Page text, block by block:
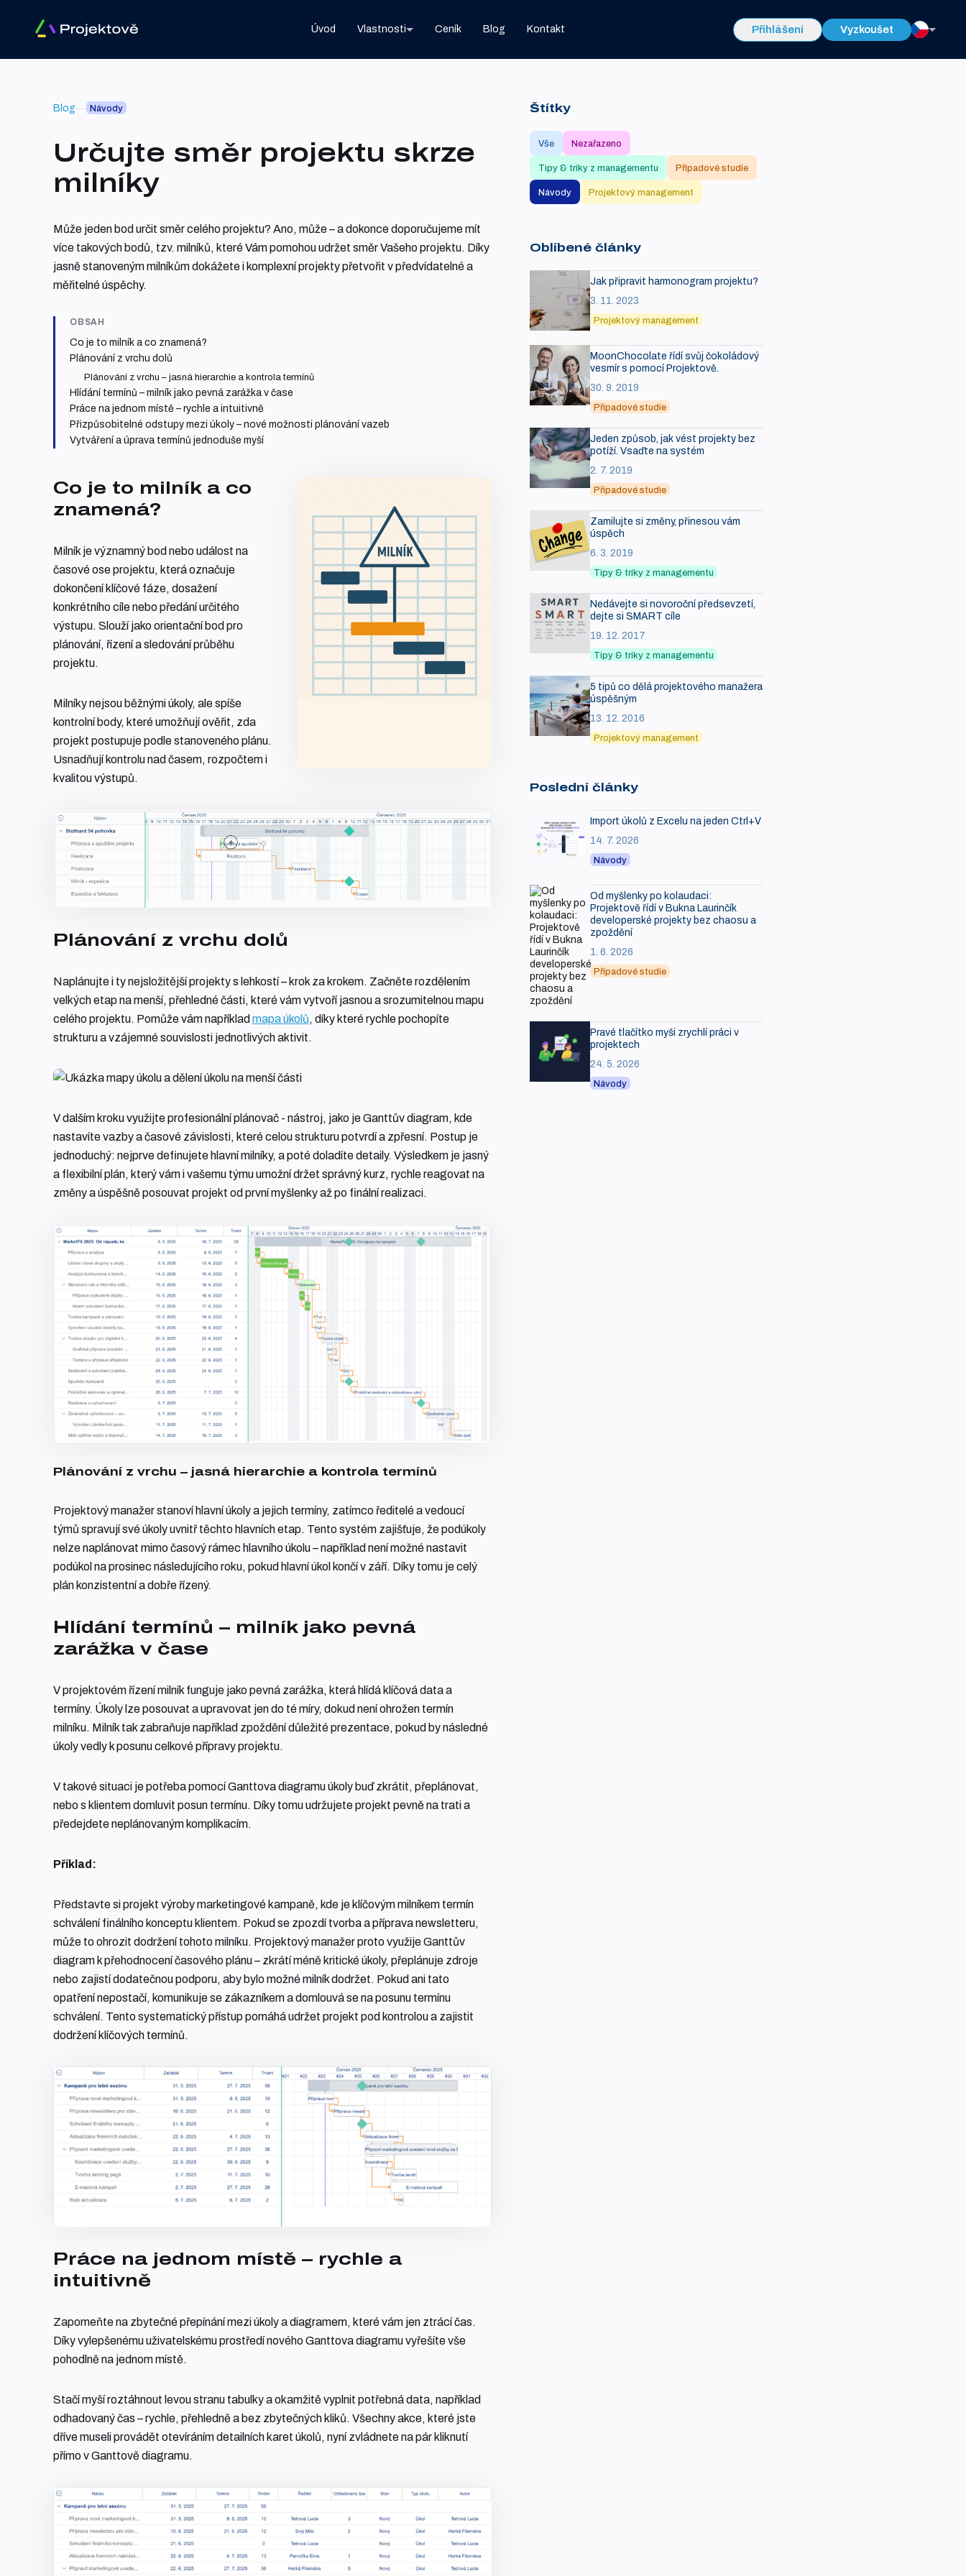
Úvod Vlastnosti Ceník Blog Kontakt Přihlášení Vyzkoušet
Blog Návody
Určujte směr projektu skrze
milníky
Může jeden bod určit směr celého projektu? Ano, může – a dokonce doporučujeme mít
více takových bodů, tzv. milníků, které Vám pomohou udržet směr Vašeho projektu. Díky
jasně stanoveným milníkům dokážete i komplexní projekty přetvořit v předvídatelné a
měřitelné úspěchy.
OBSAH
Co je to milník a co znamená?
Plánování z vrchu dolů
Plánování z vrchu – jasná hierarchie a kontrola termínů
Hlídání termínů – milník jako pevná zarážka v čase
Práce na jednom místě – rychle a intuitivně
Přizpůsobitelné odstupy mezi úkoly – nové možnosti plánování vazeb
Vytváření a úprava termínů jednoduše myší
Co je to milník a co
znamená?
Milník je významný bod nebo událost na
časové ose projektu, která označuje
dokončení klíčové fáze, dosažení
konkrétního cíle nebo předání určitého
výstupu. Slouží jako orientační bod pro
plánování, řízení a sledování průběhu
projektu.
Milníky nejsou běžnými úkoly, ale spíše
kontrolní body, které umožňují ověřit, zda
projekt postupuje podle stanoveného plánu.
Usnadňují kontrolu nad časem, rozpočtem i
kvalitou výstupů.
Plánování z vrchu dolů
Naplánujte i ty nejsložitější projekty s lehkostí – krok za krokem. Začněte rozdělením
velkých etap na menší, přehledné části, které vám vytvoří jasnou a srozumitelnou mapu
celého projektu. Pomůže vám například mapa úkolů, díky které rychle pochopíte
strukturu a vzájemné souvislosti jednotlivých aktivit.
V dalším kroku využijte profesionální plánovač - nástroj, jako je Ganttův diagram, kde
nastavíte vazby a časové závislosti, které celou strukturu potvrdí a zpřesní. Postup je
jednoduchý: nejprve definujete hlavní milníky, a poté doladíte detaily. Výsledkem je jasný
a flexibilní plán, který vám i vašemu týmu umožní držet správný kurz, rychle reagovat na
změny a úspěšně posouvat projekt od první myšlenky až po finální realizaci.
Plánování z vrchu – jasná hierarchie a kontrola termínů
Projektový manažer stanoví hlavní úkoly a jejich termíny, zatímco ředitelé a vedoucí
týmů spravují své úkoly uvnitř těchto hlavních etap. Tento systém zajišťuje, že podúkoly
nelze naplánovat mimo časový rámec hlavního úkolu – například není možné nastavit
podúkol na prosinec následujícího roku, pokud hlavní úkol končí v září. Díky tomu je celý
plán konzistentní a dobře řízený.
Hlídání termínů – milník jako pevná
zarážka v čase
V projektovém řízení milník funguje jako pevná zarážka, která hlídá klíčová data a
termíny. Úkoly lze posouvat a upravovat jen do té míry, dokud není ohrožen termín
milníku. Milník tak zabraňuje například zpoždění důležité prezentace, pokud by následné
úkoly vedly k posunu celkové přípravy projektu.
V takové situaci je potřeba pomocí Ganttova diagramu úkoly buď zkrátit, přeplánovat,
nebo s klientem domluvit posun termínu. Díky tomu udržujete projekt pevně na trati a
předejdete neplánovaným komplikacím.
Příklad:
Představte si projekt výroby marketingové kampaně, kde je klíčovým milníkem termín
schválení finálního konceptu klientem. Pokud se zpozdí tvorba a příprava newsletteru,
může to ohrozit dodržení tohoto milníku. Projektový manažer proto využije Ganttův
diagram k přehodnocení časového plánu – zkrátí méně kritické úkoly, přeplánuje zdroje
nebo zajistí dodatečnou podporu, aby bylo možné milník dodržet. Pokud ani tato
opatření nepostačí, komunikuje se zákazníkem a domlouvá se na posunu termínu
schválení. Tento systematický přístup pomáhá udržet projekt pod kontrolou a zajistit
dodržení klíčových termínů.
Práce na jednom místě – rychle a
intuitivně
Zapomeňte na zbytečné přepínání mezi úkoly a diagramem, které vám jen ztrácí čas.
Díky vylepšenému uživatelskému prostředí nového Ganttova diagramu vyřešíte vše
pohodlně na jednom místě.
Stačí myší roztáhnout levou stranu tabulky a okamžitě vyplnit potřebná data, například
odhadovaný čas – rychle, přehledně a bez zbytečných kliků. Všechny akce, které jste
dříve museli provádět otevíráním detailních karet úkolů, nyní zvládnete na pár kliknutí
přímo v Ganttově diagramu.
Štítky
Vše Nezařazeno
Tipy & triky z managementu Případové studie
Návody Projektový management
Oblíbené články
Jak připravit harmonogram projektu?
3. 11. 2023
Projektový management
MoonChocolate řídí svůj čokoládový
vesmír s pomocí Projektově.
30. 9. 2019
Případové studie
Jeden způsob, jak vést projekty bez
potíží. Vsaďte na systém
2. 7. 2019
Případové studie
Zamilujte si změny, přinesou vám
úspěch
6. 3. 2019
Tipy & triky z managementu
Nedávejte si novoroční předsevzetí,
dejte si SMART cíle
19. 12. 2017
Tipy & triky z managementu
5 tipů co dělá projektového manažera
úspěšným
13. 12. 2016
Projektový management
Poslední články
Import úkolů z Excelu na jeden Ctrl+V
14. 7. 2026
Návody
Od myšlenky po kolaudaci:
Projektově řídí v Bukna Laurinčík
developerské projekty bez chaosu a
zpoždění
1. 6. 2026
Případové studie
Pravé tlačítko myši zrychlí práci v
projektech
24. 5. 2026
Návody